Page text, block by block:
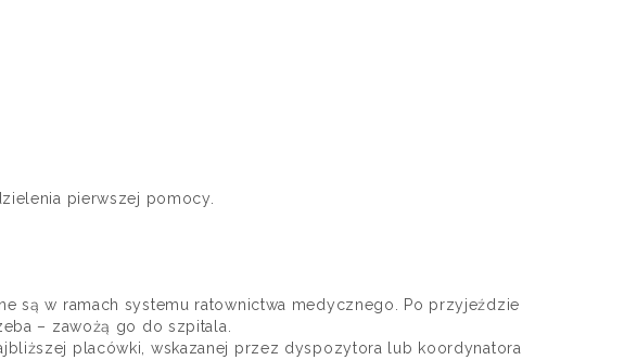
pierwszej pomocy.
są w ramach systemu ratownictwa medycznego. Po przyjeździe
– zawożą go do szpitala.
placówki, wskazanej przez dyspozytora lub koordynatora